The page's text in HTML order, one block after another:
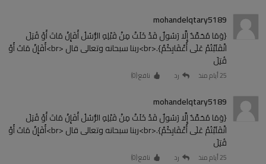
mohandelqtary5189
{وَمَا مُحَمَّدٌ إِلَّا رَسُولٌ قَدْ خَلَتْ مِنْ قَبْلِهِ الرُّسُلُ أَفَإِنْ مَاتَ أَوْ قُتِلَ
انْقَلَبْتُمْ عَلَى أَعْقَابِكُمْ}.<br>ربنا سبحانه وتعالى قال <br>أَفَإِنْ مَاتَ أَوْ
قُتِلَ
25 أيام منذ رد نافع (0
)
mohandelqtary5189
{وَمَا مُحَمَّدٌ إِلَّا رَسُولٌ قَدْ خَلَتْ مِنْ قَبْلِهِ الرُّسُلُ أَفَإِنْ مَاتَ أَوْ قُتِلَ
انْقَلَبْتُمْ عَلَى أَعْقَابِكُمْ}.<br>ربنا سبحانه وتعالى قال <br>أَفَإِنْ مَاتَ أَوْ
قُتِلَ
25 أيام منذ رد نافع (0
)